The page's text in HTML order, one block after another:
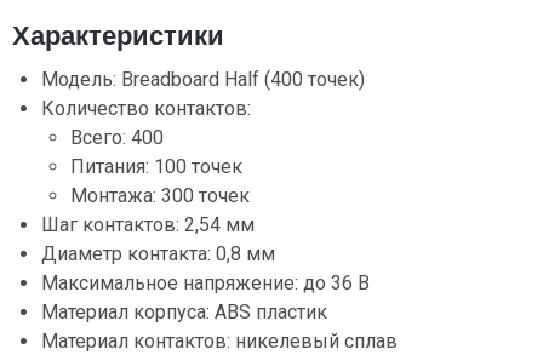
Характеристики
Модель: Breadboard Half (400 точек)
Количество контактов:
Всего: 400
Питания: 100 точек
Монтажа: 300 точек
Шаг контактов: 2,54 мм
Диаметр контакта: 0,8 мм
Максимальное напряжение: до 36 В
Материал корпуса: ABS пластик
Материал контактов: никелевый сплав